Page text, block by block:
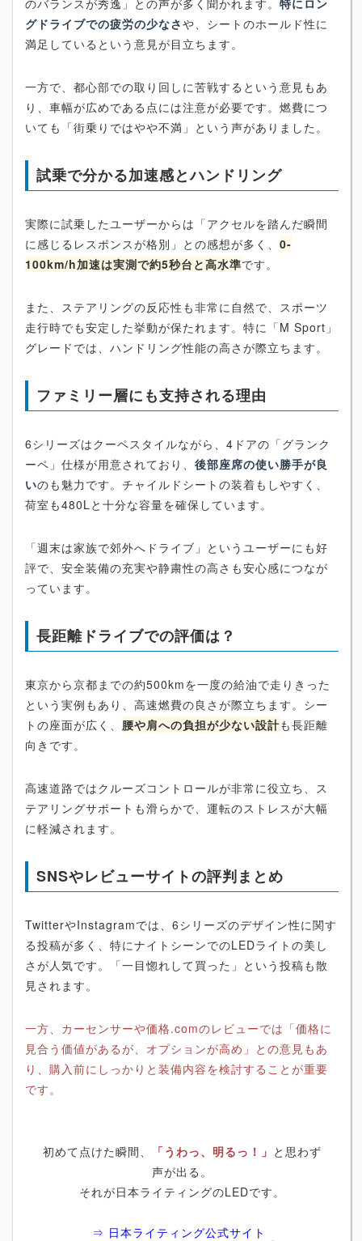
グドライブでの疲労の少なさや、シートのホールド性に
満足しているという意見が目立ちます。
一方で、都心部での取り回しに苦戦するという意見もあ
り、車幅が広めである点には注意が必要です。燃費につ
いても「街乗りではやや不満」という声がありました。
試乗で分かる加速感とハンドリング
実際に試乗したユーザーからは「アクセルを踏んだ瞬間
に感じるレスポンスが格別」との感想が多く、 0-
100km/h加速は実測で約5秒台と高水準です。
また、ステアリングの反応性も非常に自然で、スポーツ
走行時でも安定した挙動が保たれます。特に「M Sport」
グレードでは、ハンドリング性能の高さが際立ちます。
ファミリー層にも支持される理由
6シリーズはクーペスタイルながら、4ドアの「グランク
ーペ」仕様が用意されており、 後部座席の使い勝手が良
いのも魅力です。チャイルドシートの装着もしやすく、
荷室も480Lと十分な容量を確保しています。
「週末は家族で郊外へドライブ」というユーザーにも好
評で、安全装備の充実や静粛性の高さも安心感につなが
っています。
長距離ドライブでの評価は？
東京から京都までの約500kmを一度の給油で走りきった
という実例もあり、高速燃費の良さが際立ちます。シー
トの座面が広く、 腰や肩への負担が少ない設計も長距離
向きです。
高速道路ではクルーズコントロールが非常に役立ち、ス
テアリングサポートも滑らかで、運転のストレスが大幅
に軽減されます。
SNSやレビューサイトの評判まとめ
TwitterやInstagramでは、6シリーズのデザイン性に関す
る投稿が多く、特にナイトシーンでのLEDライトの美し
さが人気です。「一目惚れして買った」という投稿も散
見されます。
一方、カーセンサーや価格.comのレビューでは「価格に
見合う価値があるが、オプションが高め」との意見もあ
り、購入前にしっかりと装備内容を検討することが重要
です。
初めて点けた瞬間、 「うわっ、明るっ！」 と思わず
声が出る。
それが日本ライティングのLEDです。
⇒ 日本ライティング公式サイト